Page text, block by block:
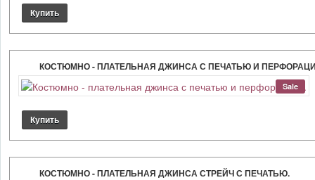
КОСТЮМНО - ПЛАТЕЛЬНАЯ ДЖИНСА С ПЕЧАТЬЮ И
Sale
КОСТЮМНО - ПЛАТЕЛЬНАЯ ДЖИНСА СТРЕЙЧ С ПЕЧАТЬЮ.